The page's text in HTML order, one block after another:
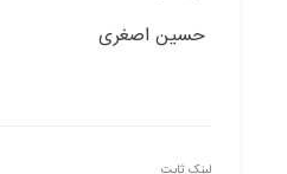
حسین اصغری
لینک ثابت